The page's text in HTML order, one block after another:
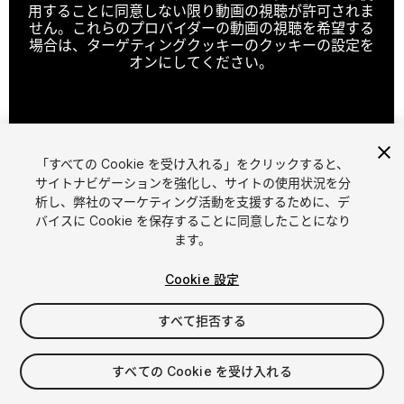
用することに同意しない限り動画の視聴が許可されま
せん。これらのプロバイダーの動画の視聴を希望する
場合は、ターゲティングクッキーのクッキーの設定を
オンにしてください。
1/ 24
$149.99
消費税は決済時に計算されます
「すべての Cookie を受け入れる」をクリックすると、
サイトナビゲーションを強化し、サイトの使用状況を分
析し、弊社のマーケティング活動を支援するために、デ
バイスに Cookie を保存することに同意したことになり
ます。
Cookie 設定
すべて拒否する
すべての Cookie を受け入れる